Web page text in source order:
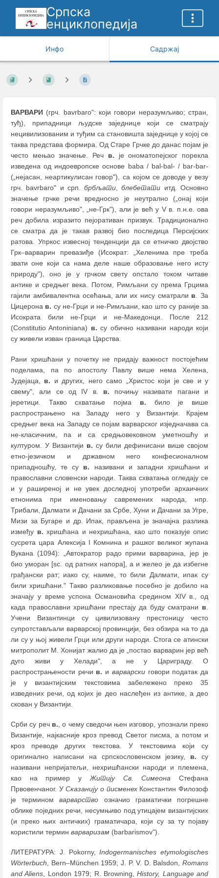
Српска
енциклопедија
Инфо Садржај
ВАРВАРИ (грч. bavrbaro": који говори неразумљиво; стран,
туђ), припадници људске заједнице који се сматрају
нецивилизованим и туђим са становишта заједнице у којој се
таква представа формира. Од Старе Грчке до данас појам је
често мењао значење. Реч в. је ономатопејског порекла
изведена од индоевропске основе baba / bal-bal- / bar-bar-
(„нејасан, неартикулисан говор"), са којом се доводe у везу
грч. bavrbaro" и срп.брбљати,блебетати итд. Основно
значење грчке речи вредносно је неутрално („онај који
говори неразумљиво", „не-Грк"), али је већ у V в. п.н.е. ова
реч добила изразито пејоративан призвук. Традиционално
се сматра да је такав развој био последица Персијских
ратова. Упркос извесној тенденцији да се етничко двојство
Грк–варварин превазиђе (Исократ: „Хеленима пре треба
звати оне који са нама деле наше образовање него исту
природу"), оно је у грчком свету опстало током читаве
антике и средњег века. Потом, Римљани су према Грцима
гајили амбивалентна осећања, али их нису сматрали в. За
Цицерона в. су не-Грци и не-Римљани, као што су раније за
Исократа били не-Грци и не-Македонци. После 212
(Constitutio Antoniniana) в. су обично називани народи који
су живели изван граница Царства.
Рани хришћани у почетку не придају важност постојећим
поделама, па по апостолу Павлу више нема Хелена,
Јудејаца, в. и других, него само „Христос који је све и у
свему", али се од IV в. в. почињу називати пагани и
јеретици. Такво схватање појма в. било је више
распрострањено на Западу него у Византији. Крајем
средњег века на Западу се појам варварског изједначава са
не-класичним, па и са средњовековном уметношћу и
културом. У Византији в. су били дефинисани више својом
етно-језичком и државном него конфесионалном
припадношћу, те су в. називани и западни хришћани и
православни словенски народи. Таква схватања огледају се
и у раширеној и не увек доследној употреби архаичних
етнонима при именовању савремених народа, нпр.
Трибали, Далмати и Дачани за Србе, Хуни и Дачани за Угре,
Мизи за Бугаре и др. Ипак, прављена је значајна разлика
између в. хришћана и нехришћана, као што показује опис
сусрета цара Алексија I Комнина и рашког великог жупана
Вукана (1094): „Автократор радо прими варварина, јер је
био уморан [sc. од ратних напора], а и желео је да избегне
грађански рат; иако су, наиме, то били Далмати, ипак су
били хришћани." Такво разликовање посебно је добило на
значају у време успона Османовића средином XIV в., од
када православни хришћани престају да буду сматрани в
Учени Византинци су цивилизовану престоницу често
супротстављали варварској провинцији, без обзира на то да
ли су у њој живели Грци или други народи. Стога се атински
митрополит М. Хонијат жалио да је „постао варварин јер већ
дуго живи у Хелади", а не у Цариграду. О
распрострањености речи в. и варварскиговори податак да
је у византијским текстовима забележено преко 35
изведених речи, од којих је део наслеђен из антике, а део
скован у Византији.
Срби су реч в. , о чему сведочи њен изговор, упознали преко
Византије, најкасније кроз превод Светог писма, а потом и
кроз преводе других текстова. У текстовима који су
оригинално написани на српскословенском језику, в. су
називани непријатељи, нехришћански народи и племена,
као на пример у Житију Св. Симеона Стефана
Првовенчаног. УСказанију о писменехКонстантин Филозоф
је терминомварварство означио граматички погрешне
облике поједних речи, несумњиво под утицајем византијских
(и преко њих античких) граматичара, који су за ту појаву
користили термин варваризам (barbarismov").
ЛИТЕРАТУРА: J. Pokorny,Indogermanisches etymologisches
Wörterbuch , Bern–München 1959; J. P. V. D. Balsdon, Romans
and Aliens , London 1979; R. Browning,History, Language and